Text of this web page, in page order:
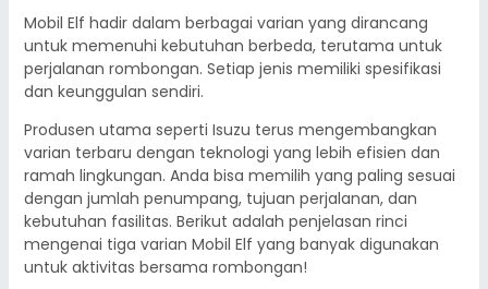
Mobil Elf hadir dalam berbagai varian yang dirancang
untuk memenuhi kebutuhan berbeda, terutama untuk
perjalanan rombongan. Setiap jenis memiliki spesifikasi
dan keunggulan sendiri.
Produsen utama seperti Isuzu terus mengembangkan
varian terbaru dengan teknologi yang lebih efisien dan
ramah lingkungan. Anda bisa memilih yang paling sesuai
dengan jumlah penumpang, tujuan perjalanan, dan
kebutuhan fasilitas. Berikut adalah penjelasan rinci
mengenai tiga varian Mobil Elf yang banyak digunakan
untuk aktivitas bersama rombongan!